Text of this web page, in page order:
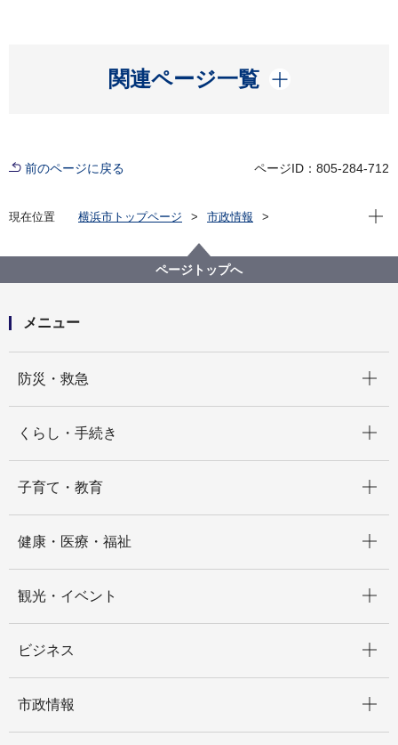
関連ページ一覧
開く
前のページに戻る ページID：805-284-712
現在位置 横浜市トップページ
市政情報
令和４年度 横浜マイスター募集
現在
ページトップへ
メニュー
防災・救急
くらし・手続き
子育て・教育
健康・医療・福祉
観光・イベント
ビジネス
市政情報